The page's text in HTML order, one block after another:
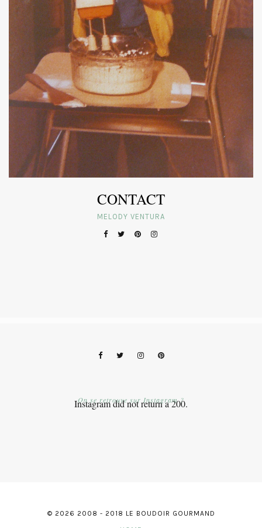
CONTACT
MELODY VENTURA
Instagram did not return a 200.
On se retrouve sur Instagram ?
© 2026 2008 - 2018 LE BOUDOIR GOURMAND